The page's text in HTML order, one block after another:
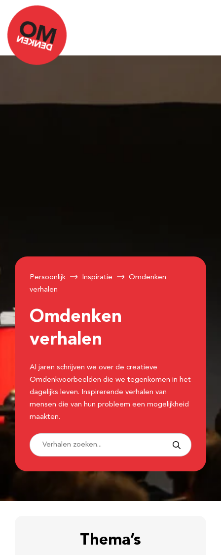
Persoonlijk Inspiratie
Omdenken
verhalen
Omdenken
verhalen
Al jaren schrijven we over de creatieve
Omdenkvoorbeelden die we tegenkomen in het
dagelijks leven. Inspirerende verhalen van
mensen die van hun probleem een mogelijkheid
maakten.
Thema’s